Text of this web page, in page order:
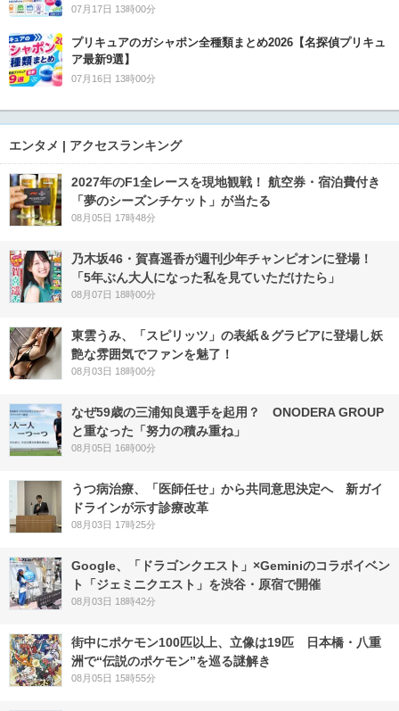
07月17日 13時00分
プリキュアのガシャポン全種類まとめ2026【名探偵プリキュ
ア最新9選】
07月16日 13時00分
エンタメ | アクセスランキング
2027年のF1全レースを現地観戦！ 航空券・宿泊費付き
「夢のシーズンチケット」が当たる
08月05日 17時48分
乃木坂46・賀喜遥香が週刊少年チャンピオンに登場！
「5年ぶん大人になった私を見ていただけたら」
08月07日 18時00分
東雲うみ、「スピリッツ」の表紙＆グラビアに登場し妖
艶な雰囲気でファンを魅了！
08月03日 18時00分
なぜ59歳の三浦知良選手を起用？ ONODERA GROUP
と重なった「努力の積み重ね」
08月05日 16時00分
うつ病治療、「医師任せ」から共同意思決定へ 新ガイ
ドラインが示す診療改革
08月03日 17時25分
Google、「ドラゴンクエスト」×Geminiのコラボイベン
ト「ジェミニクエスト」を渋谷・原宿で開催
08月03日 18時42分
街中にポケモン100匹以上、立像は19匹 日本橋・八重
洲で“伝説のポケモン”を巡る謎解き
08月05日 15時55分